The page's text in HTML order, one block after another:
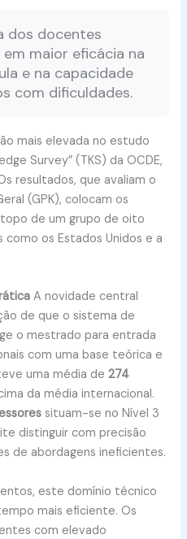
dos docentes
maior eficácia na
e na capacidade
com dificuldades.
mais elevada no estudo
Survey” (TKS) da OCDE,
resultados, que avaliam o
(GPK), colocam os
de um grupo de oito
como os Estados Unidos e a
A novidade central
de que o sistema de
o mestrado para entrada
com uma base teórica e
uma média de274
da média internacional.
situam-se no Nível 3
distinguir com precisão
de abordagens ineficientes.
este domínio técnico
mais eficiente. Os
com elevado